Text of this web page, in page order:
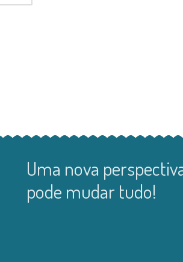
Uma nova
pode mudar tudo!